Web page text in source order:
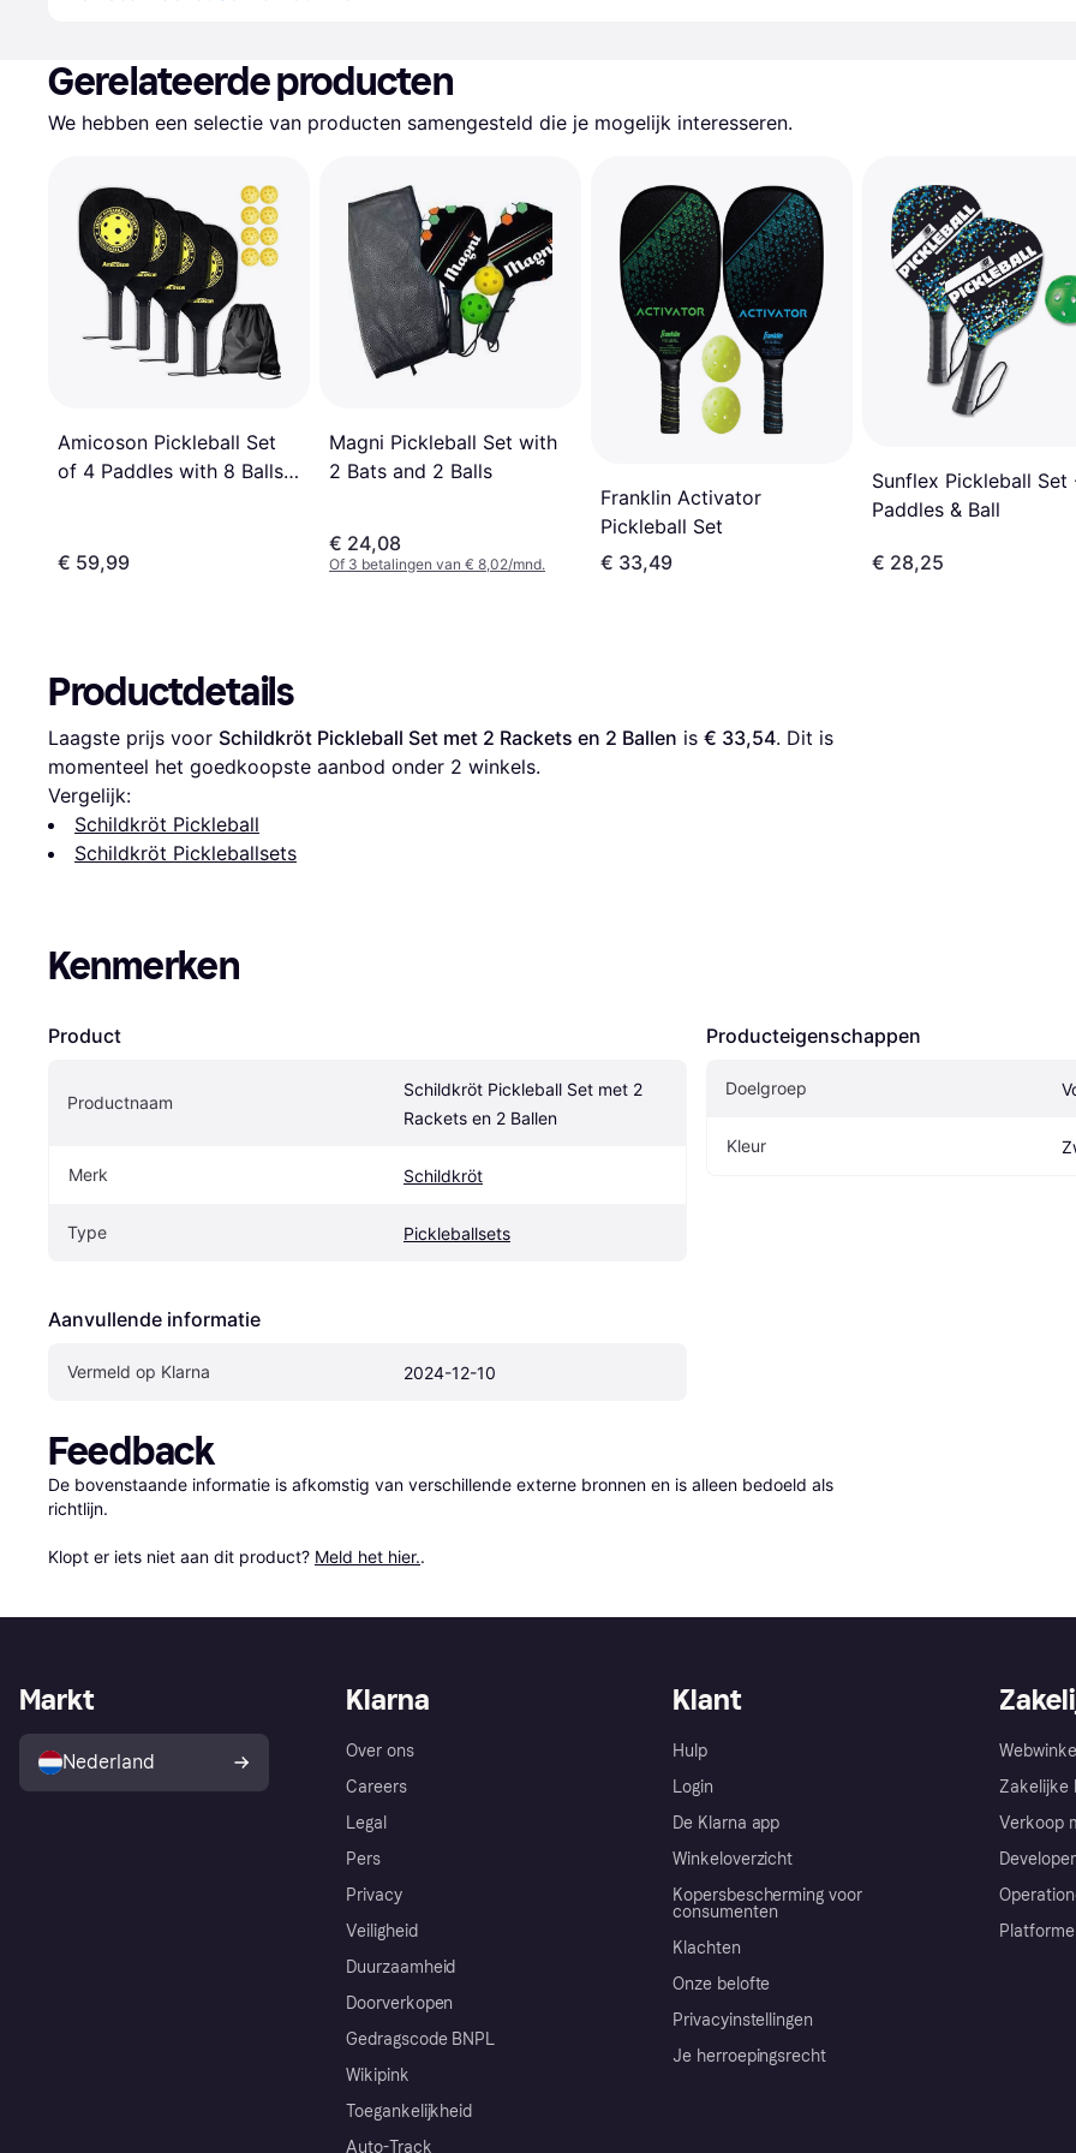
Gerelateerde producten
We hebben een selectie van producten samengesteld die je mogelijk interesseren.
Amicoson Pickleball Set
of 4 Paddles with 8 Balls
€ 59,99
Magni Pickleball Set with
2 Bats and 2 Balls
€ 24,08
Of 3 betalingen van € 8,02/mnd.
Franklin Activator
Pickleball Set
€ 33,49
Sunflex Pickleball Set
Paddles & Ball
€ 28,25
Productdetails
Laagste prijs voor Schildkröt Pickleball Set met 2 Rackets en 2 Ballen is € 33,54. Dit is
momenteel het goedkoopste aanbod onder 2 winkels.
Vergelijk:
Schildkröt Pickleball
Schildkröt Pickleballsets
Kenmerken
Product
Productnaam
Schildkröt Pickleball Set met 2
Rackets en 2 Ballen
Merk Schildkröt
Type Pickleballsets
Aanvullende informatie
Vermeld op Klarna 2024-12-10
Producteigenschappen
Doelgroep
Kleur
Feedback
De bovenstaande informatie is afkomstig van verschillende externe bronnen en is alleen bedoeld als
richtlijn.
Klopt er iets niet aan dit product? Meld het hier..
Klarna
Over ons
Careers
Legal
Pers
Privacy
Veiligheid
Duurzaamheid
Doorverkopen
Gedragscode BNPL
Wikipink
Toegankelijkheid
Auto-Track
Klant
Hulp
Login
De Klarna app
Winkeloverzicht
Kopersbescherming voor
consumenten
Klachten
Onze belofte
Privacyinstellingen
Je herroepingsrecht
Zakelijke
Verkoop
Markt
Nederland